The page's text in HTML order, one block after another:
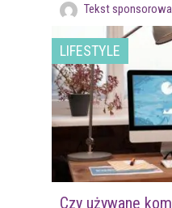
Tekst
LIFESTYLE
Czy używane